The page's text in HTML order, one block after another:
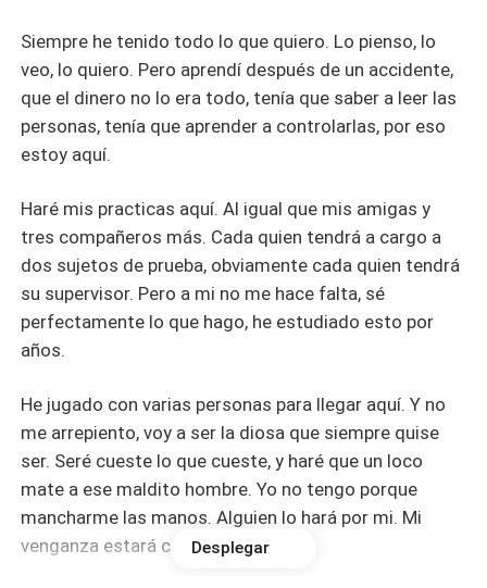
Siempre he tenido todo lo que quiero. Lo pienso, lo
veo, lo quiero. Pero aprendí después de un accidente,
que el dinero no lo era todo, tenía que saber a leer las
personas, tenía que aprender a controlarlas, por eso
estoy aquí.
Haré mis practicas aquí. Al igual que mis amigas y
tres compañeros más. Cada quien tendrá a cargo a
dos sujetos de prueba, obviamente cada quien tendrá
su supervisor. Pero a mi no me hace falta, sé
perfectamente lo que hago, he estudiado esto por
años.
He jugado con varias personas para llegar aquí. Y no
me arrepiento, voy a ser la diosa que siempre quise
ser. Seré cueste lo que cueste, y haré que un loco
mate a ese maldito hombre. Yo no tengo porque
mancharme las manos. Alguien lo hará por mi. Mi
venganza estará completa.
Desplegar